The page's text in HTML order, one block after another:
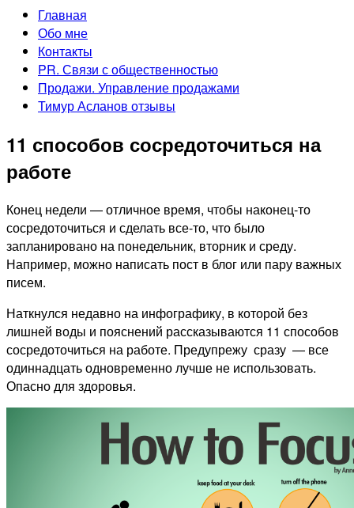
Главная
Обо мне
Контакты
PR. Связи с общественностью
Продажи. Управление продажами
Тимур Асланов отзывы
11 способов сосредоточиться на
работе
Конец недели — отличное время, чтобы наконец-то
сосредоточиться и сделать все-то, что было
запланировано на понедельник, вторник и среду.
Например, можно написать пост в блог или пару важных
писем.
Наткнулся недавно на инфографику, в которой без
лишней воды и пояснений рассказываются 11 способов
сосредоточиться на работе. Предупрежу сразу — все
одиннадцать одновременно лучше не использовать.
Опасно для здоровья.